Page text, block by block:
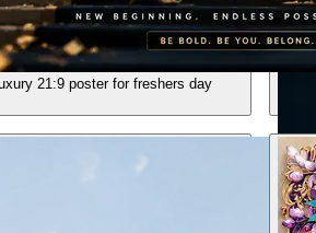
터마크 없음
21:9 poster for freshers day